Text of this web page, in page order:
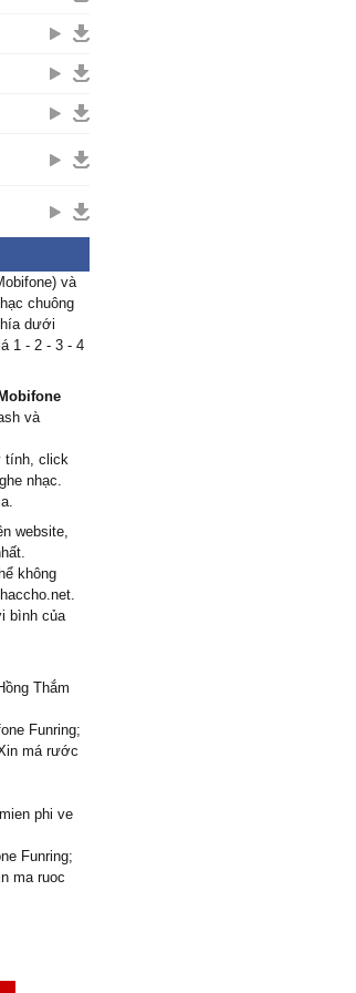
và
chuông
dưới
1 - 2 - 3 - 4
và
tính, click
nhạc.
website,
không
bình của
Thắm
Funring;
má rước
phi ve
Funring;
ma ruoc